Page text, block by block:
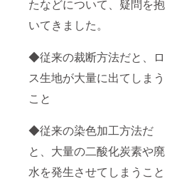
たなどについて、疑問を抱
いてきました。
◆従来の裁断方法だと、ロ
ス生地が大量に出てしまう
こと
◆従来の染色加工方法だ
と、大量の二酸化炭素や廃
水を発生させてしまうこと